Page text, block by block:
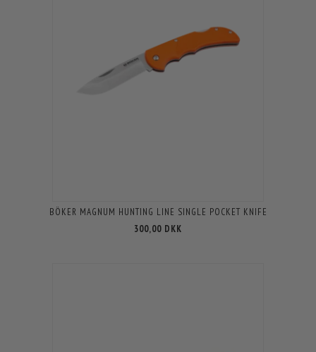
BÖKER MAGNUM HUNTING LINE SINGLE POCKET KNIFE
300,00 DKK